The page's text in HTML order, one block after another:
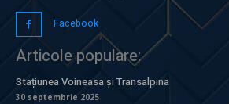
Facebook
Articole populare:
Stațiunea Voineasa și Transalpina
30 septembrie 2025